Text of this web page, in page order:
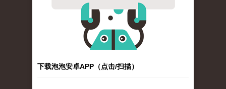
下载泡泡安卓APP（点击/扫描）